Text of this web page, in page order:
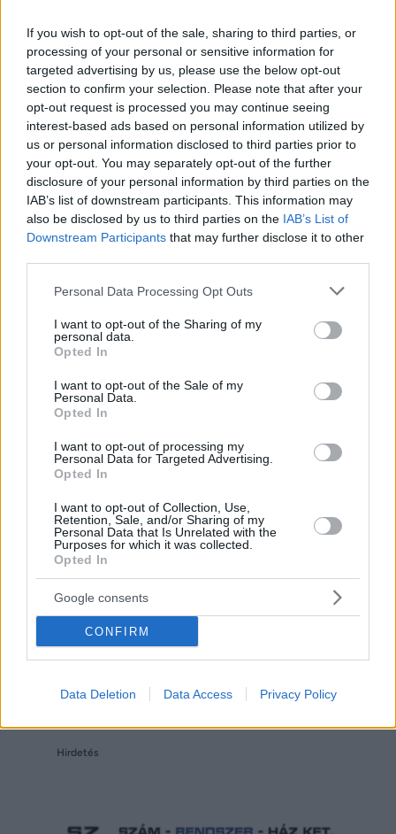
If you wish to opt-out of the sale, sharing to third parties, or
processing of your personal or sensitive information for
targeted advertising by us, please use the below opt-out
section to confirm your selection. Please note that after your
opt-out request is processed you may continue seeing
interest-based ads based on personal information utilized by
us or personal information disclosed to third parties prior to
your opt-out. You may separately opt-out of the further
disclosure of your personal information by third parties on the
IAB’s list of downstream participants. This information may
also be disclosed by us to third parties on the IAB’s List of
Downstream Participants that may further disclose it to other
Please note that this website/app uses one or more Google
not limited to your visit or usage behaviour. You may click to
grant or deny consent to Google and its third-party tags to
use your data for below specified purposes in below Google
consent section.
Personal Data Processing Opt Outs
I want to opt-out of the Sharing of my
personal data.
Opted In
I want to opt-out of the Sale of my
Personal Data.
Opted In
I want to opt-out of processing my
Personal Data for Targeted Advertising.
Opted In
I want to opt-out of Collection, Use,
Retention, Sale, and/or Sharing of my
Personal Data that Is Unrelated with the
Purposes for which it was collected.
Opted In
Google consents
CONFIRM
Data Deletion Data Access Privacy Policy
Hirdetés
Hirdetés